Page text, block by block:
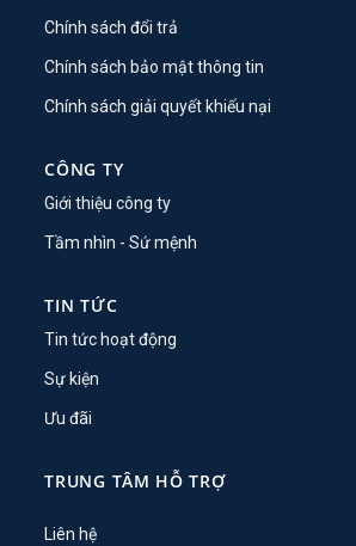
Chính sách đổi trả
Chính sách bảo mật thông tin
Chính sách giải quyết khiếu nại
CÔNG TY
Giới thiệu công ty
Tầm nhìn - Sứ mệnh
TIN TỨC
Tin tức hoạt động
Sự kiện
Ưu đãi
TRUNG TÂM HỖ TRỢ
Liên hệ